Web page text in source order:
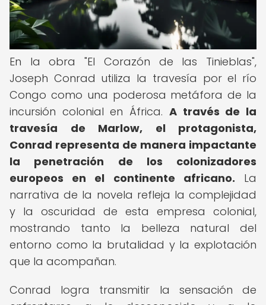
En la obra "El Corazón de las Tinieblas",
Joseph Conrad utiliza la travesía por el río
Congo como una poderosa metáfora de la
incursión colonial en África. A través de la
travesía de Marlow, el protagonista,
Conrad representa de manera impactante
la penetración de los colonizadores
europeos en el continente africano. La
narrativa de la novela refleja la complejidad
y la oscuridad de esta empresa colonial,
mostrando tanto la belleza natural del
entorno como la brutalidad y la explotación
que la acompañan.
Conrad logra transmitir la sensación de